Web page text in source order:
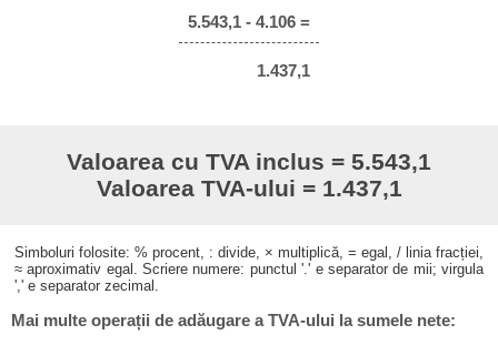
5.543,1 - 4.106 =
1.437,1
Valoarea cu TVA inclus = 5.543,1
Valoarea TVA-ului = 1.437,1
Simboluri folosite: % procent, : divide, × multiplică, = egal, / linia fracției,
≈ aproximativ egal. Scriere numere: punctul '.' e separator de mii; virgula
',' e separator zecimal.
Mai multe operații de adăugare a TVA-ului la sumele nete: